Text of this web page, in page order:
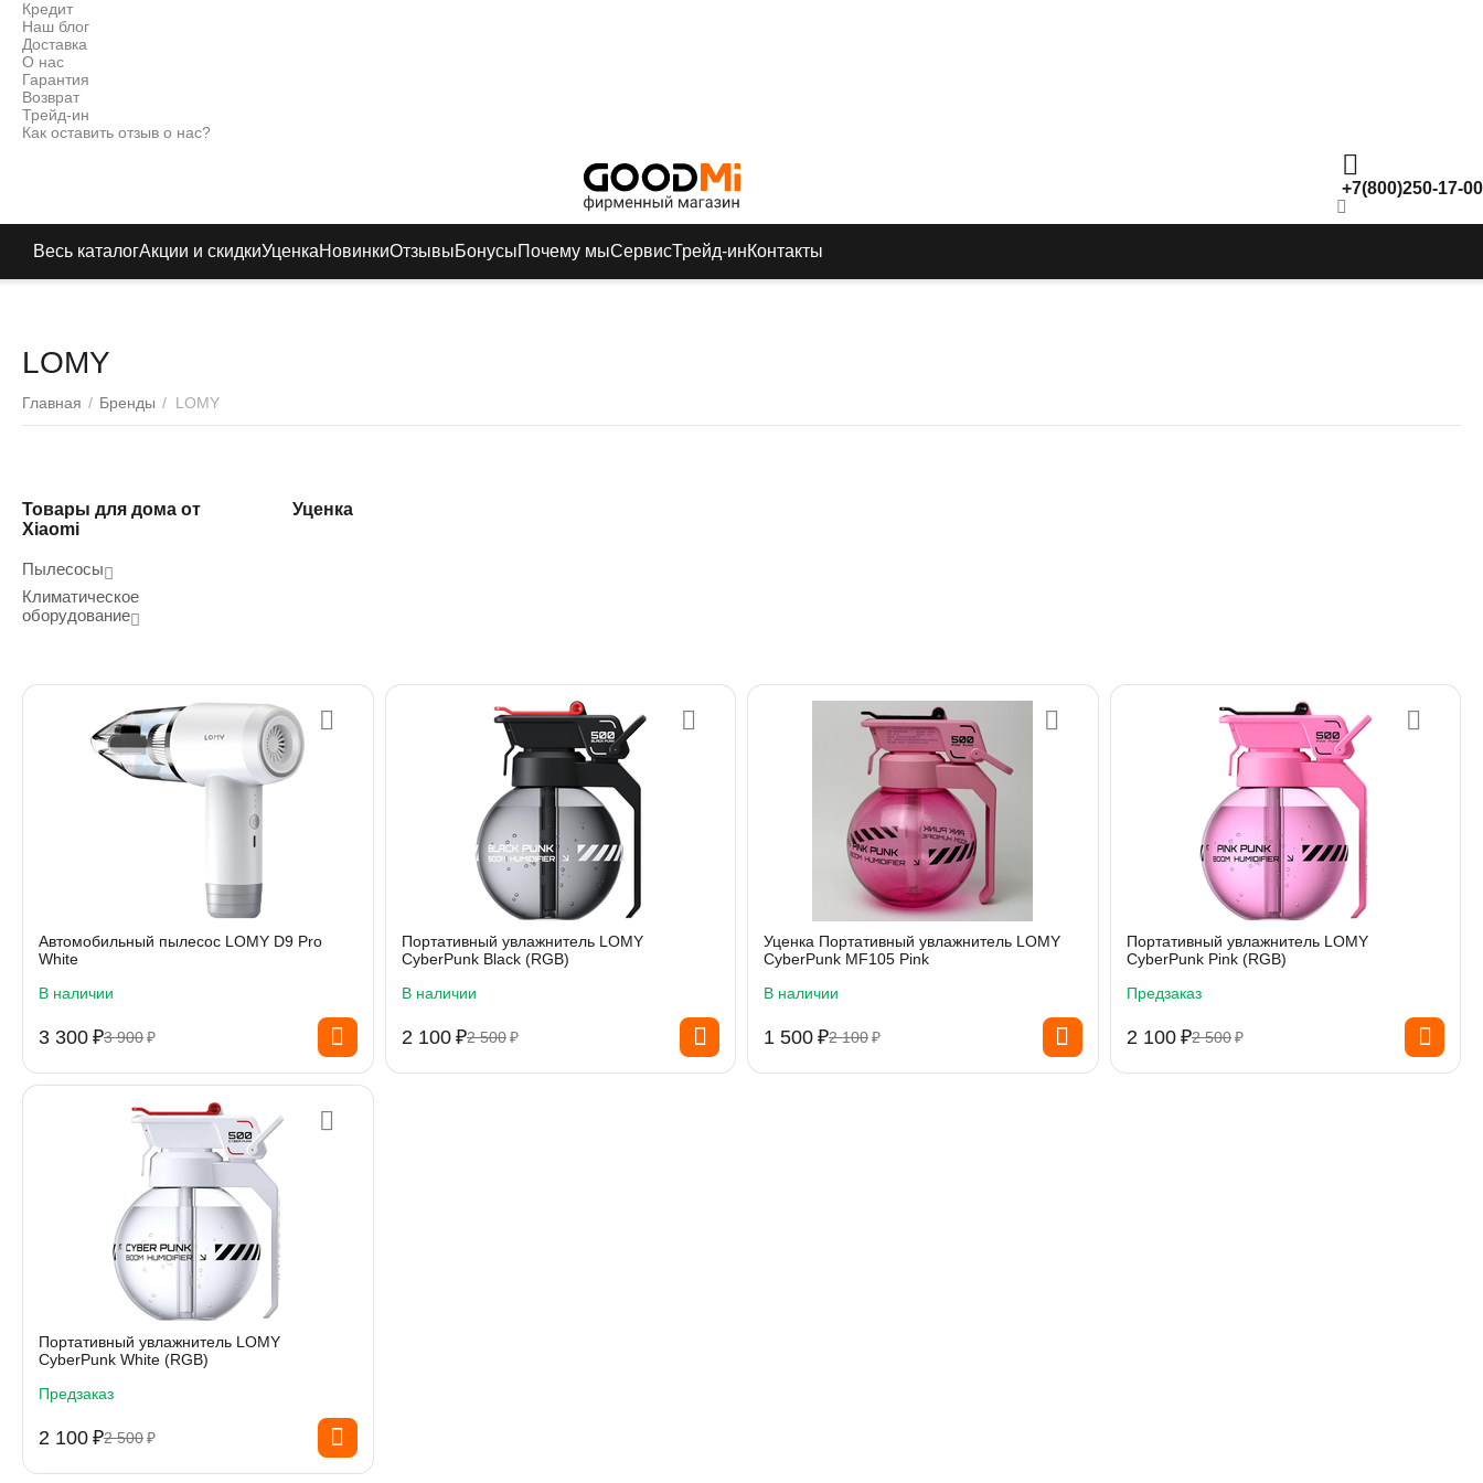
Кредит
Наш блог
Доставка
О нас
Гарантия
Возврат
Трейд-ин
Как оставить отзыв о нас?
+7(800)250-17-00
Весь каталогАкции и скидкиУценкаНовинкиОтзывыБонусыПочему мыСервисТрейд-инКонтакты
LOMY
Главная / Бренды / LOMY
Товары для дома от
Xiaomi
Пылесосы
Климатическое
оборудование
Уценка
Автомобильный пылесос LOMY D9 Pro
White
В наличии
3 300 ₽3 900₽
Портативный увлажнитель LOMY
CyberPunk Black (RGB)
В наличии
2 100 ₽2 500 ₽
Уценка Портативный увлажнитель LOMY
CyberPunk MF105 Pink
В наличии
1 500 ₽2 100₽
Портативный увлажнитель LOMY
CyberPunk Pink (RGB)
Предзаказ
2 100 ₽2 500 ₽
Портативный увлажнитель LOMY
CyberPunk White (RGB)
Предзаказ
2 100 ₽2 500₽